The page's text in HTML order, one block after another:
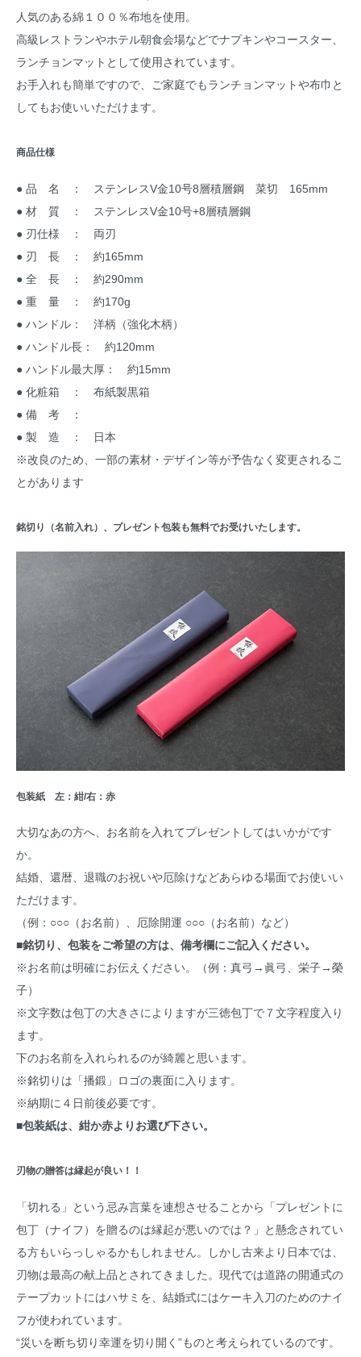
人気のある綿１００％布地を使用。
高級レストランやホテル朝食会場などでナプキンやコースター、
ランチョンマットとして使用されています。
お手入れも簡単ですので、ご家庭でもランチョンマットや布巾と
してもお使いいただけます。
商品仕様
● 品 名 ： ステンレスV金10号8層積層鋼 菜切 165mm
● 材 質 ： ステンレスV金10号+8層積層鋼
● 刃仕様 ： 両刃
● 刃 長 ： 約165mm
● 全 長 ： 約290mm
● 重 量 ： 約170g
● ハンドル： 洋柄（強化木柄）
● ハンドル長： 約120mm
● ハンドル最大厚： 約15mm
● 化粧箱 ： 布紙製黒箱
● 備 考 ：
● 製 造 ： 日本
※改良のため、一部の素材・デザイン等が予告なく変更されるこ
とがあります
銘切り（名前入れ）、プレゼント包装も無料でお受けいたします。
包装紙 左：紺/右：赤
大切なあの方へ、お名前を入れてプレゼントしてはいかがです
か。
結婚、還暦、退職のお祝いや厄除けなどあらゆる場面でお使いい
ただけます。
（例：○○○（お名前）、厄除開運 ○○○（お名前）など）
■銘切り、包装をご希望の方は、 備考欄にご記入ください。
※お名前は明確にお伝えください。（例：真弓→眞弓、栄子→榮
子）
※文字数は包丁の大きさによりますが三徳包丁で７文字程度入り
ます。
下のお名前を入れられるのが綺麗と思います。
※銘切りは「播鍛」ロゴの裏面に入ります。
※納期に４日前後必要です。
■包装紙は、紺か赤よりお選び下さい。
刃物の贈答は縁起が良い！！
「切れる」という忌み言葉を連想させることから「プレゼントに
包丁（ナイフ）を贈るのは縁起が悪いのでは？」と懸念されてい
る方もいらっしゃるかもしれません。しかし古来より日本では、
刃物は最高の献上品とされてきました。現代では道路の開通式の
テープカットにはハサミを、結婚式にはケーキ入刀のためのナイ
フが使われています。
“災いを断ち切り幸運を切り開く”ものと考えられているのです。